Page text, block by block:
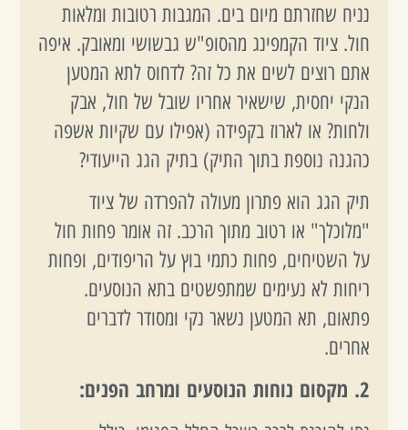
נניח שחזרתם מיום בים. המגבות רטובות ומלאות
חול. ציוד הקמפינג מהסופ"ש גבשושי ומאובק. איפה
אתם רוצים לשים את כל זה? לדחוס לתא המטען
הנקי יחסית, שישאיר אחריו שובל של חול, אבק
ולחות? או לארוז בקפידה (אפילו עם שקיות אשפה
כהגנה נוספת בתוך התיק) בתיק הגג הייעודי?
תיק הגג הוא פתרון מעולה להפרדה של ציוד
"מלוכלך" או רטוב מתוך הרכב. זה אומר פחות חול
על השטיחים, פחות כתמי בוץ על הריפודים, ופחות
ריחות לא נעימים שמתפשטים בתא הנוסעים.
פתאום, תא המטען נשאר נקי ומסודר לדברים
אחרים.
2. מקסום נוחות הנוסעים ומרחב הפנים: